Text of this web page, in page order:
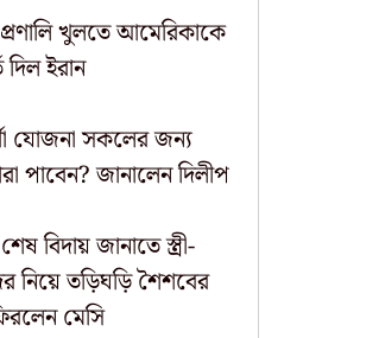
খুলতে আমেরিকাকে
দিল ইরান
যোজনা সকলের জন্য
পাবেন? জানালেন দিলীপ
বিদায় জানাতে স্ত্রী-
নিয়ে তড়িঘড়ি শৈশবের
মেসি